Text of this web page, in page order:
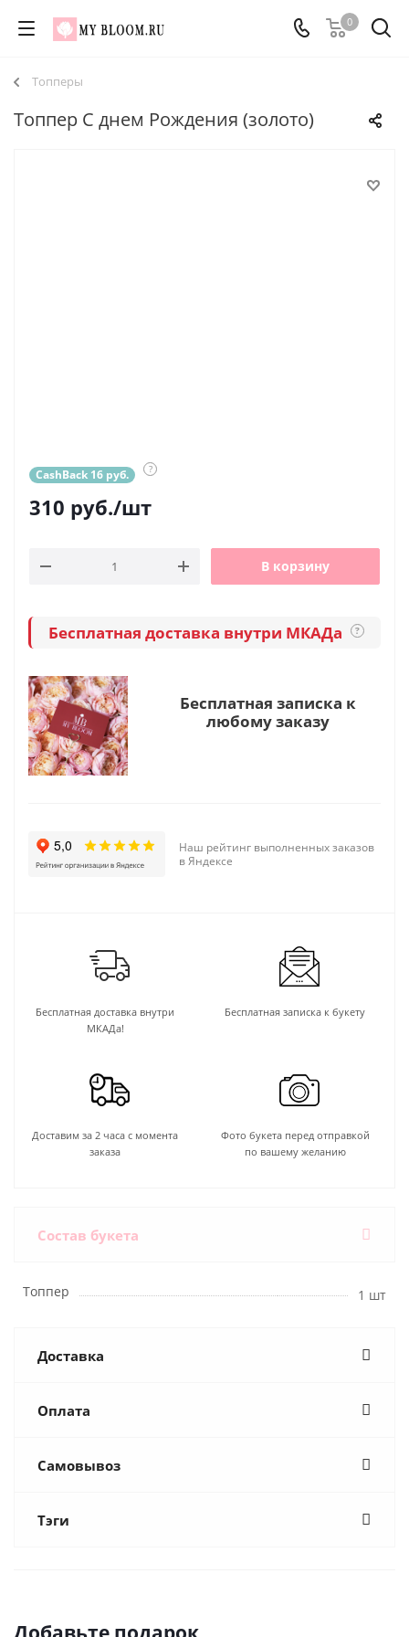
0
Топперы
Топпер С днем Рождения (золото)
CashBack 16 руб. ?
310 руб./шт
В корзину
Бесплатная доставка внутри МКАДа ?
Бесплатная записка к
любому заказу
Наш рейтинг выполненных заказов
в Яндексе
Бесплатная доставка внутри
МКАДа!
Бесплатная записка к букету
Доставим за 2 часа с момента
заказа
Фото букета перед отправкой
по вашему желанию
Состав букета
Топпер 1 шт
Доставка
Оплата
Самовывоз
Тэги